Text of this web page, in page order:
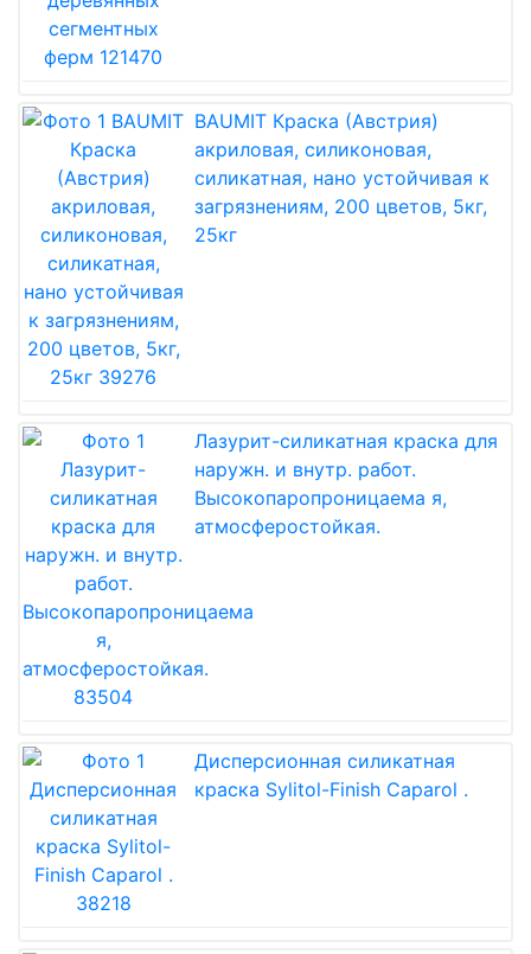
BAUMIT Краска (Австрия)
акриловая, силиконовая,
силикатная, нано устойчивая к
загрязнениям, 200 цветов, 5кг,
25кг
Лазурит-силикатная краска для
наружн. и внутр. работ.
Высокопаропроницаема я,
атмосферостойкая.
Дисперсионная силикатная
краска Sylitol-Finish Caparol .